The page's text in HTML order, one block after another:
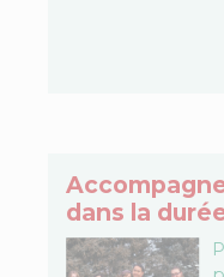
dans la